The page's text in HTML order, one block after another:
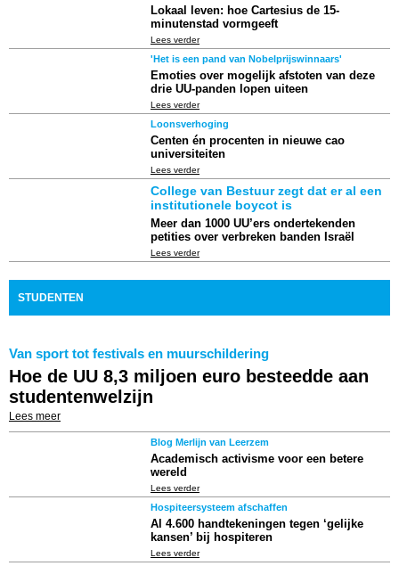
Lokaal leven: hoe Cartesius de 15-
minutenstad vormgeeft
Lees verder
'Het is een pand van Nobelprijswinnaars'
Emoties over mogelijk afstoten van deze
drie UU-panden lopen uiteen
Lees verder
Loonsverhoging
Centen én procenten in nieuwe cao
universiteiten
Lees verder
College van Bestuur zegt dat er al een
institutionele boycot is
Meer dan 1000 UU’ers ondertekenden
petities over verbreken banden Israël
Lees verder
STUDENTEN
Van sport tot festivals en muurschildering
Hoe de UU 8,3 miljoen euro besteedde aan
studentenwelzijn
Lees meer
Blog Merlijn van Leerzem
Academisch activisme voor een betere
wereld
Lees verder
Hospiteersysteem afschaffen
Al 4.600 handtekeningen tegen ‘gelijke
kansen’ bij hospiteren
Lees verder